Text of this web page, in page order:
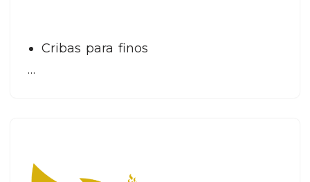
Cribas para finos
…